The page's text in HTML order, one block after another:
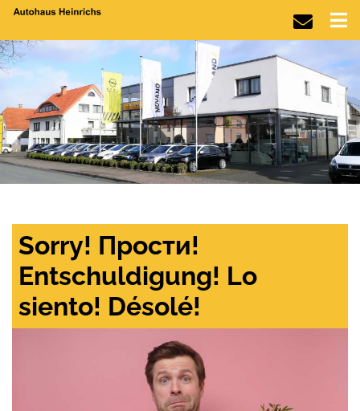
Sorry! Прости!
Entschuldigung! Lo
siento! Désolé!